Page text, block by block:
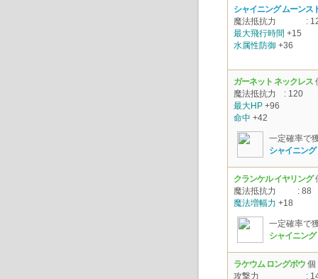
シャイニング ムーンス
魔法抵抗力
:
最大飛行時間 +15
水属性防御 +36
ガーネット ネックレス
魔法抵抗力
: 120
最大HP +96
命中 +42
一定確率で
シャイニン
クランケル イヤリング
魔法抵抗力
: 88
魔法増幅力 +18
一定確率で
シャイニン
ラケウム ロングボウ 個
攻撃力
: